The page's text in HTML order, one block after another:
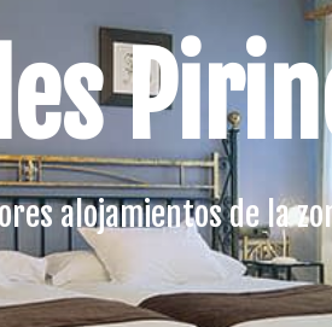
alojamientos de la